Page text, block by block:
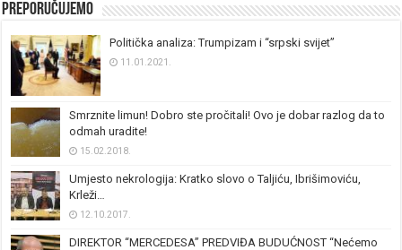
Preporučujemo
Politička analiza: Trumpizam i “srpski svijet”
11.01.2021.
Smrznite limun! Dobro ste pročitali! Ovo je dobar razlog da to
odmah uradite!
15.02.2018.
Umjesto nekrologija: Kratko slovo o Taljiću, Ibrišimoviću,
Krleži…
12.10.2017.
DIREKTOR “MERCEDESA” PREDVIĐA BUDUĆNOST “Nećemo